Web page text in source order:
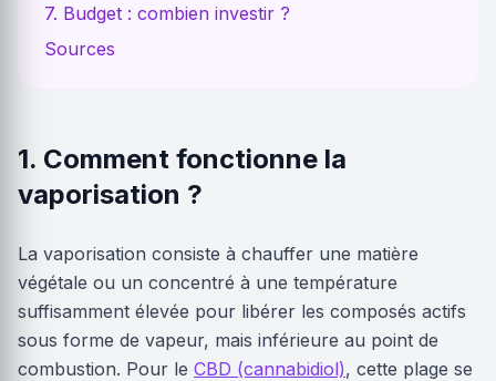
7. Budget : combien investir ?
Sources
1. Comment fonctionne la
vaporisation ?
La vaporisation consiste à chauffer une matière
végétale ou un concentré à une température
suffisamment élevée pour libérer les composés actifs
sous forme de vapeur, mais inférieure au point de
combustion. Pour le CBD (cannabidiol), cette plage se